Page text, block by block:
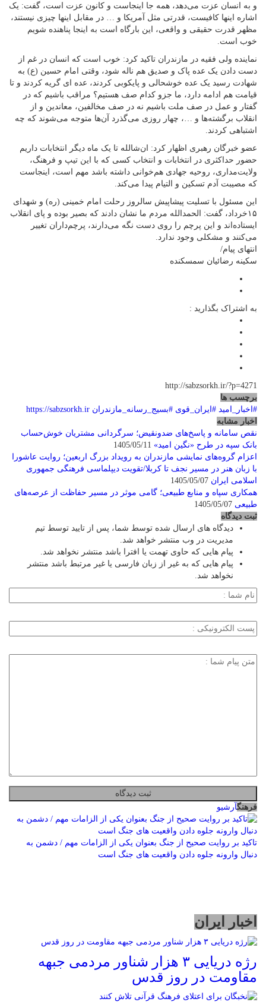
و به انسان عزت می‌دهد، همه جا اینجاست و کانون عزت است، گفت: یک
اشاره اینها کافیست، قدرتی مثل آمریکا و … در مقابل اینها چیزی نیستند،
مظهر قدرت حقیقی و واقعی، این بارگاه است به اینجا پناهنده شویم
خوب است.
نماینده ولی فقیه در مازندران تاکید کرد: خوب است که انسان در غم از
دست دادن یک عده پاک و صدیق هم ناله شود، وقتی امام حسین (ع) به
شهادت رسید یک عده خوشحالی و پایکوبی کردند، عده ای گریه کردند و تا
قیامت هم ادامه دارد، ما جزو کدام صف هستیم؟ مراقب باشیم که در
گفتار و عمل در صف ملت باشیم نه در صف مخالفین، معاندین و از
انقلاب برگشته‌ها و …، چهار روزی می‌گذرد آن‌ها متوجه می‌شوند که چه
اشتباهی کردند.
عضو خبرگان رهبری اظهار کرد: ان‌شالله تا یک ماه دیگر انتخابات داریم
حضور حداکثری در انتخابات و انتخاب کسی که با این تیپ و فرهنگ،
ولایت‌مداری، روحیه جهادی هم‌خوانی داشته باشد مهم است، اینجاست
که مصیبت آدم تسکین و التیام پیدا می‌کند.
این مسئول با تسلیت پیشاپیش سالروز رحلت امام خمینی (ره) و شهدای
۱۵خرداد، گفت: الحمدالله مردم ما نشان دادند که بصیر بوده و پای انقلاب
ایستاده‌اند و این پرچم را روی دست نگه می‌دارند، پرچم‌داران تغییر
می‌کنند و مشکلی وجود ندارد.
انتهای پیام/
سکینه رضائیان سمسکنده
به اشتراک بگذارید :
http://sabzsorkh.ir/?p=4271
برچسب ها
#اخبار_امید #ایران_قوی #بسیج_رسانه_مازندران https://sabzsorkh.ir
اخبار مشابه
نقص سامانه و پاسخ‌های ضدونقیض؛ سرگردانی مشتریان خوش‌حساب
بانک سپه در طرح «نگین امید»
اعزام گروه‌های نمایشی مازندران به رویداد بزرگ اربعین؛ روایت عاشورا
با زبان هنر در مسیر نجف تا کربلا/تقویت دیپلماسی فرهنگی جمهوری
اسلامی ایران
همکاری سپاه و منابع طبیعی؛ گامی موثر در مسیر حفاظت از عرصه‌های
طبیعی
ثبت دیدگاه
دیدگاه های ارسال شده توسط شما، پس از تایید توسط تیم
مدیریت در وب منتشر خواهد شد.
پیام هایی که حاوی تهمت یا افترا باشد منتشر نخواهد شد.
پیام هایی که به غیر از زبان فارسی یا غیر مرتبط باشد منتشر
نخواهد شد.
فرهنگآرشیو
تاکید بر روایت صحیح از جنگ بعنوان یکی از الزامات مهم / دشمن به
دنبال وارونه جلوه دادن واقعیت های جنگ است
اخبار ایران
رژه دریایی ۳ هزار شناور مردمی جبهه
مقاومت در روز قدس